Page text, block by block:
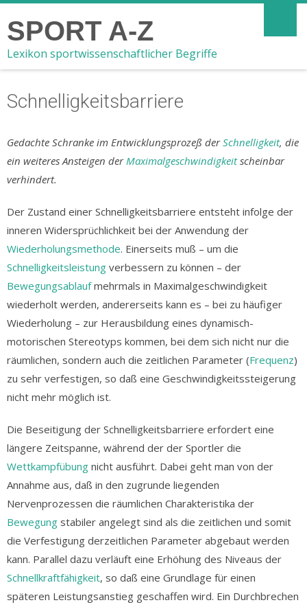
SPORT A-Z
Lexikon sportwissenschaftlicher Begriffe
Schnelligkeitsbarriere
Gedachte Schranke im Entwicklungsprozeß derSchnelligkeit, die
ein weiteres Ansteigen derMaximalgeschwindigkeitscheinbar
verhindert.
Der Zustand einer Schnelligkeitsbarriere entsteht infolge der
inneren Widersprüchlichkeit bei der Anwendung der
Wiederholungsmethode. Einerseits muß – um die
Schnelligkeitsleistung verbessern zu können – der
Bewegungsablaufmehrmals in Maximalgeschwindigkeit
wiederholt werden, andererseits kann es – bei zu häufiger
Wiederholung – zur Herausbildung eines dynamisch-
motorischen Stereotyps kommen, bei dem sich nicht nur die
räumlichen, sondern auch die zeitlichen Parameter (Frequenz)
zu sehr verfestigen, so daß eine Geschwindigkeitssteigerung
nicht mehr möglich ist.
Die Beseitigung der Schnelligkeitsbarriere erfordert eine
längere Zeitspanne, während der der Sportler die
Wettkampfübung nicht ausführt. Dabei geht man von der
Annahme aus, daß in den zugrunde liegenden
Nervenprozessen die räumlichen Charakteristika der
Bewegung stabiler angelegt sind als die zeitlichen und somit
die Verfestigung derzeitlichen Parameter abgebaut werden
kann. Parallel dazu verläuft eine Erhöhung des Niveaus der
Schnellkraftfähigkeit, so daß eine Grundlage für einen
späteren Leistungsanstieg geschaffen wird. Ein Durchbrechen